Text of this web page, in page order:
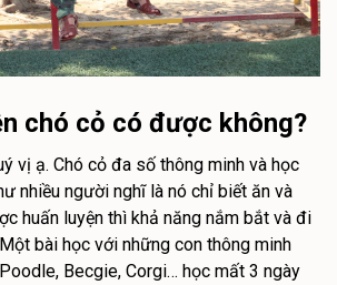
chó cỏ có được không?
vị ạ. Chó cỏ đa số thông minh và học
nhiều người nghĩ là nó chỉ biết ăn và
huấn luyện thì khả năng nắm bắt và đi
bài học với những con thông minh
Becgie, Corgi… học mất 3 ngày